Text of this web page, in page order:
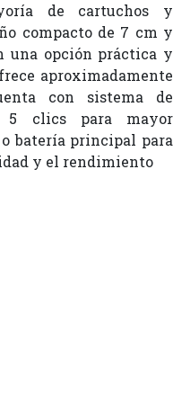
de cartuchos y
compacto de 7 cm y
una opción práctica y
aproximadamente
con sistema de
5 clics para mayor
batería principal para
y el rendimiento